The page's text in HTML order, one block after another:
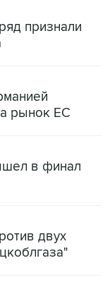
признали
рынок ЕС
в финал
двух